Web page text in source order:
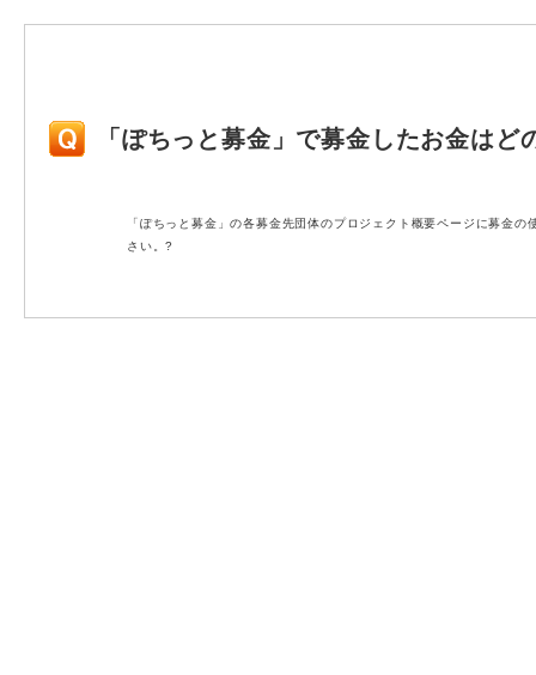
「ぽちっと募金」で募金したお金はど
「ぽちっと募金」の各募金先団体のプロジェクト概要ページに募金
さい。?